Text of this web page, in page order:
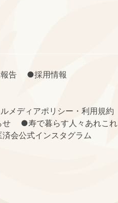
告 ●採用情報
メディアポリシー・利用規約
せ
●寿で暮らす人々あれこれ
会公式インスタグラム